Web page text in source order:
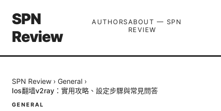
SPN
Review
AUTHORSABOUT — SPN
REVIEW
SPN Review › General ›
Ios翻墙v2ray：實用攻略、設定步驟與常見問答
GENERAL